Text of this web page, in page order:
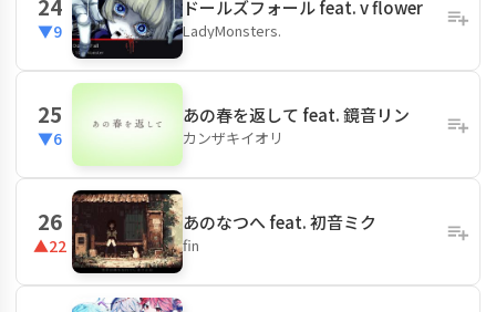
24
▼9
ドールズフォール feat. v flower
LadyMonsters.
25
▼6
あの春を返して feat. 鏡音リン
カンザキイオリ
26
▲22
あのなつへ feat. 初音ミク
fin